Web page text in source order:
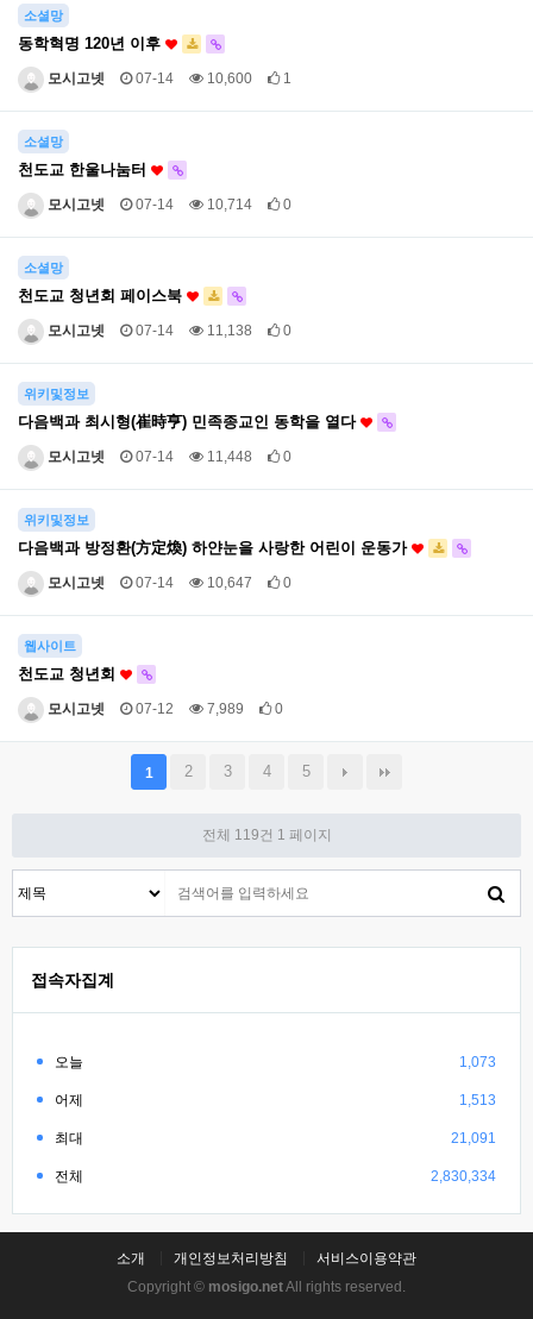
소셜망
동학혁명 120년 이후
모시고넷 07-14 10,600 1
소셜망
천도교 한울나눔터
모시고넷 07-14 10,714 0
소셜망
천도교 청년회 페이스북
모시고넷 07-14 11,138 0
위키및정보
다음백과 최시형(崔時亨) 민족종교인 동학을 열다
모시고넷 07-14 11,448 0
위키및정보
다음백과 방정환(方定煥) 하얀눈을 사랑한 어린이 운동가
모시고넷 07-14 10,647 0
웹사이트
천도교 청년회
모시고넷 07-12 7,989 0
1 2 3 4 5
전체 119건 1 페이지
접속자집계
오늘 1,073
어제 1,513
최대 21,091
전체 2,830,334
소개 개인정보처리방침
서비스이용약관
Copyright © mosigo.netAll rights reserved.